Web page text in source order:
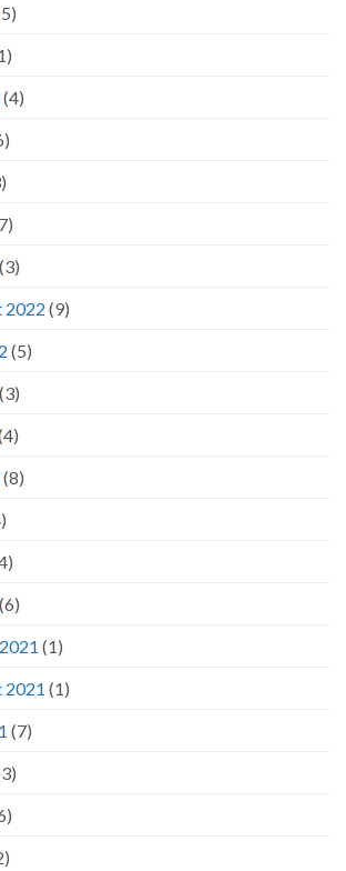
(4)
(3)
(9)
(5)
(3)
(8)
(6)
(1)
(1)
(7)